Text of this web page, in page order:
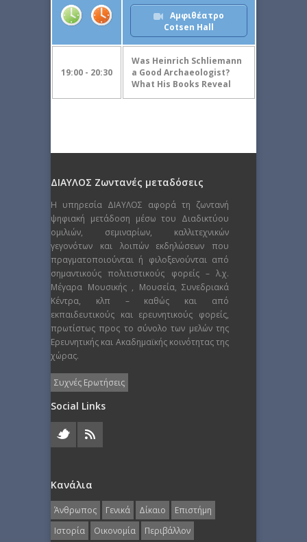
Αμφιθέατρο
Cotsen Hall
19:00 - 20:30
Was Heinrich Schliemann
a Good Archaeologist?
What His Books Reveal
ΔΙΑΥΛΟΣ Ζωντανές μεταδόσεις
Η υπηρεσία ΔΙΑΥΛΟΣ αφορά τη ζωντανή
ψηφιακή μετάδοση μέσω του Διαδικτύου
ομιλιών, σεμιναρίων, καλλιτεχνικών
γεγονότων και λοιπών εκδηλώσεων που
πραγματοποιούνται ή φιλοξενούνται από
σημαντικούς πολιτιστικούς φορείς – λ.χ.
Μέγαρα Μουσικής , Μουσεία, Συνεδριακά
Κέντρα, κλπ – καθώς και από
εκπαιδευτικούς και ερευνητικούς φορείς,
πρωτίστως προς το σύνολο των μελών της
Ερευνητικής και Ακαδημαϊκής κοινότητας της
χώρας.
Συχνές Ερωτήσεις
Social Links
Κανάλια
Άνθρωπος Γενικά Δίκαιο
Επιστήμη
Ιστορία
Οικονομία
Περιβάλλον